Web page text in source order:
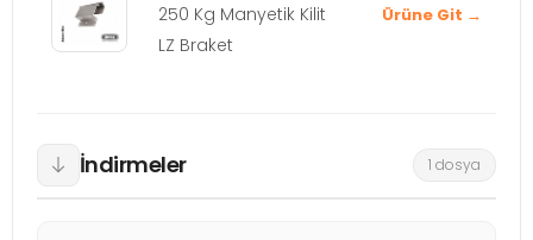
250 Kg Manyetik Kilit
LZ Braket
Ürüne Git →
İndirmeler 1 dosya